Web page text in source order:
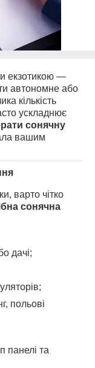
екзотикою —
автономне або
кількість
ускладнює
сонячну
вашим
варто чітко
сонячна
дачі;
польові
панелі та